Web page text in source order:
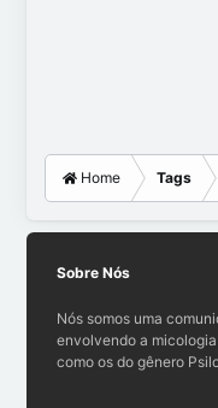
Home Tags
Sobre Nós
Nós somos uma
envolvendo a
como os do gênero